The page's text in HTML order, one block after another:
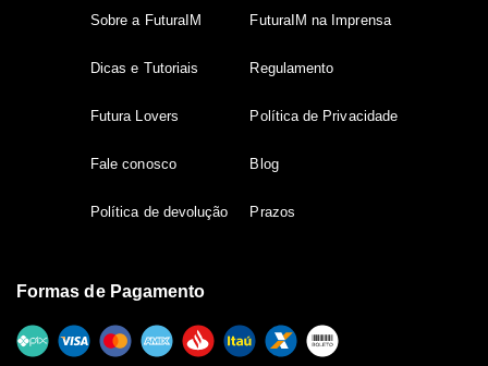
Sobre a FuturaIM FuturaIM na Imprensa
Dicas e Tutoriais Regulamento
Futura Lovers Política de Privacidade
Fale conosco Blog
Política de devolução Prazos
Formas de Pagamento